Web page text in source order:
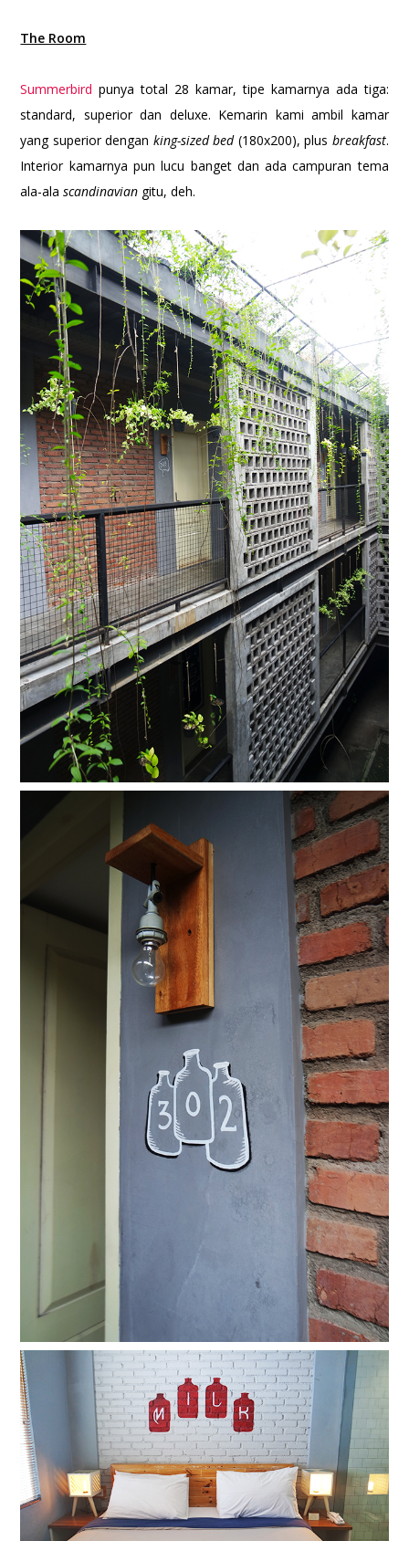
The Room
Summerbird punya total 28 kamar, tipe kamarnya ada tiga:
standard, superior dan deluxe. Kemarin kami ambil kamar
yang superior dengan king-sized bed (180x200), plus breakfast.
Interior kamarnya pun lucu banget dan ada campuran tema
ala-alascandinavian gitu, deh.